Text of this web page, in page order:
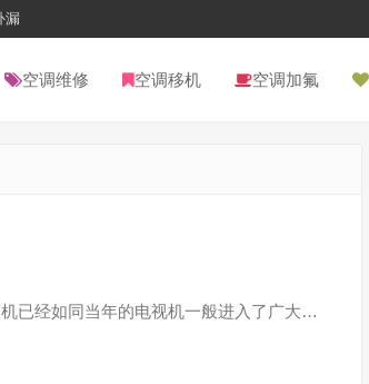
漏
空调维修 空调移机 空调加氟
已经如同当年的电视机一般进入了广大…